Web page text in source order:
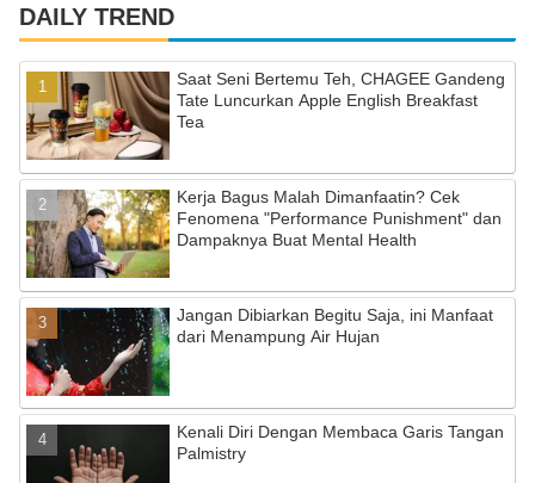
c
e
b
o
o
k
a
gr
a
m
u
T
u
b
e
C
h
a
n
n
el
DAILY TREND
Saat Seni Bertemu Teh, CHAGEE Gandeng
Tate Luncurkan Apple English Breakfast
Tea
Kerja Bagus Malah Dimanfaatin? Cek
Fenomena "Performance Punishment" dan
Dampaknya Buat Mental Health
Jangan Dibiarkan Begitu Saja, ini Manfaat
dari Menampung Air Hujan
Kenali Diri Dengan Membaca Garis Tangan
Palmistry